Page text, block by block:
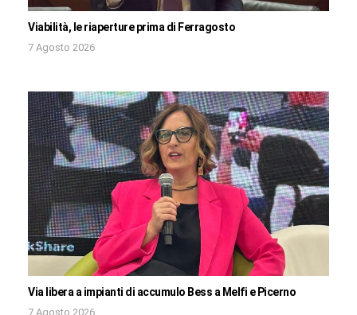
Viabilità, le riaperture prima di Ferragosto
7 Agosto 2026
Via libera a impianti di accumulo Bess a Melfi e Picerno
7 Agosto 2026